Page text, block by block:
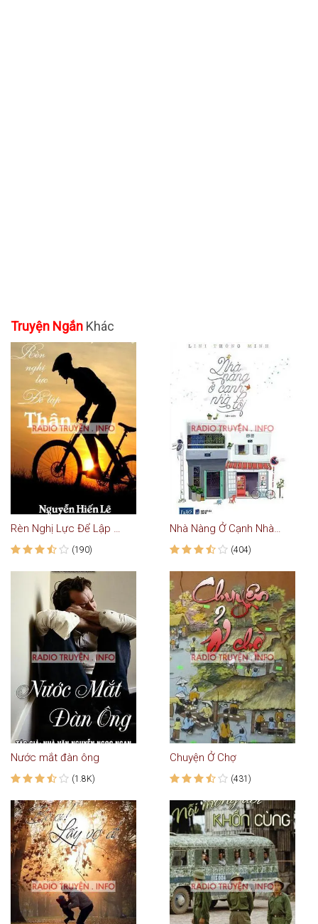
Truyện Ngắn Khác
Rèn Nghị Lực Để Lập Thân - Truyện Audio Hay
(190)
Nhà Nàng Ở Cạnh Nhà Tôi
(404)
Nước mắt đàn ông
(1.8K)
Chuyện Ở Chợ
(431)